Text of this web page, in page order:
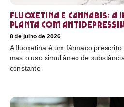
Fluoxetina e Cannabis: a
planta com
8 de julho de 2026
A fluoxetina é um fármaco prescrito
mas o uso simultâneo de
constante